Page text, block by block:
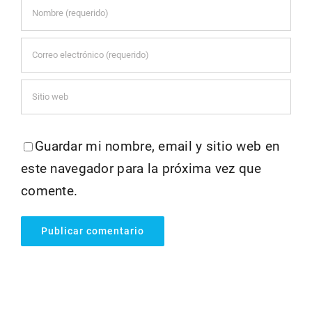
Guardar mi nombre, email y sitio web en
este navegador para la próxima vez que
comente.